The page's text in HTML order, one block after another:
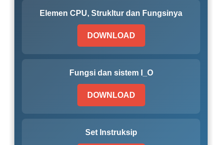
Elemen CPU, Strukltur dan Fungsinya
DOWNLOAD
Fungsi dan sistem I_O
DOWNLOAD
Set Instruksip